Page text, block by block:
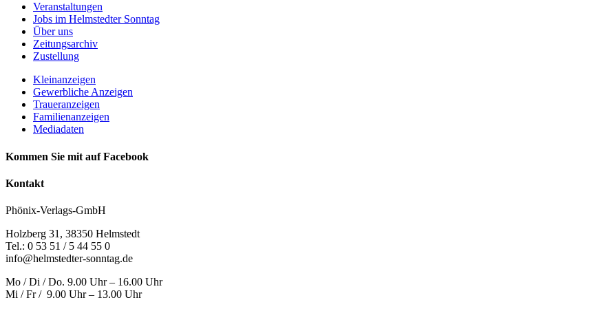
Veranstaltungen
Jobs im Helmstedter Sonntag
Über uns
Zeitungsarchiv
Zustellung
Kleinanzeigen
Gewerbliche Anzeigen
Traueranzeigen
Familienanzeigen
Mediadaten
Kommen Sie mit auf Facebook
Kontakt
Phönix-Verlags-GmbH
Holzberg 31, 38350 Helmstedt
Tel.: 0 53 51 / 5 44 55 0
info@helmstedter-sonntag.de
Mo / Di / Do. 9.00 Uhr – 16.00 Uhr
Mi / Fr / 9.00 Uhr – 13.00 Uhr